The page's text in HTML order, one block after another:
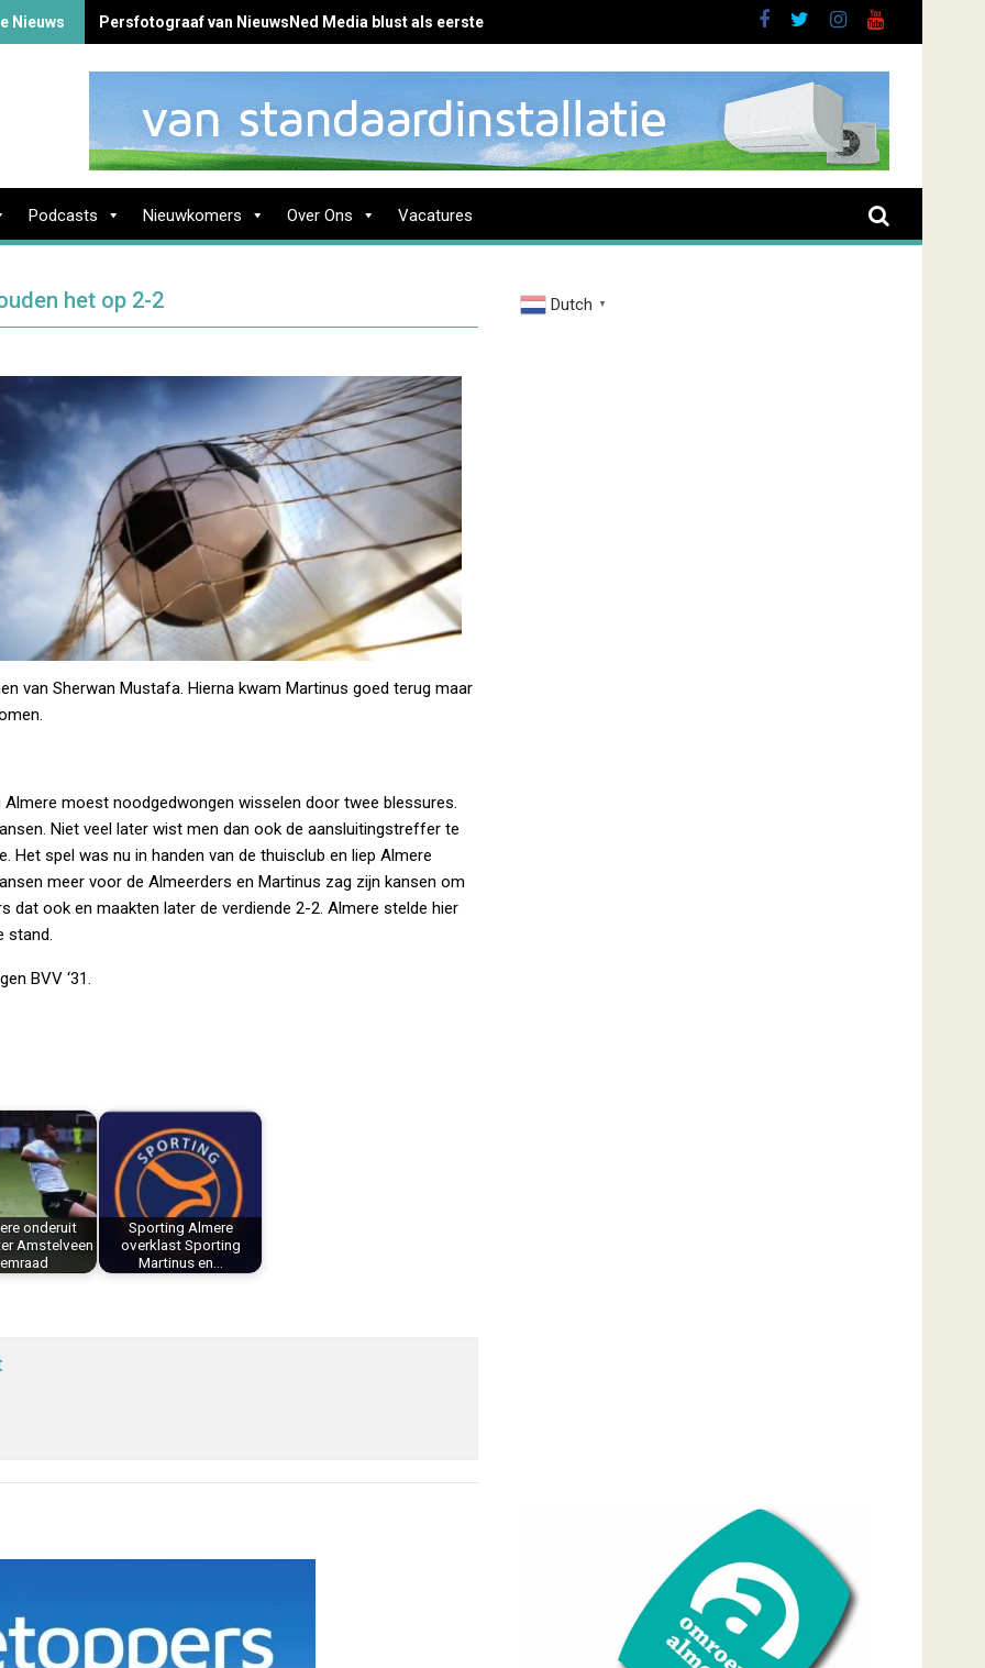
Nieuws Persfotograaf van NieuwsNed Media blust als eerste brand Zenderstraat
Podcasts Nieuwkomers Over Ons Vacatures
het op 2-2
van Sherwan Mustafa. Hierna kwam Martinus goed terug maar
moest noodgedwongen wisselen door twee blessures.
Niet veel later wist men dan ook de aansluitingstreffer te
spel was nu in handen van de thuisclub en liep Almere
meer voor de Almeerders en Martinus zag zijn kansen om
dat ook en maakten later de verdiende 2-2. Almere stelde hier
stand.
BVV ‘31.
onderuit
Amstelveen
Sporting Almere
overklast Sporting
Martinus en…
Dutch ▼